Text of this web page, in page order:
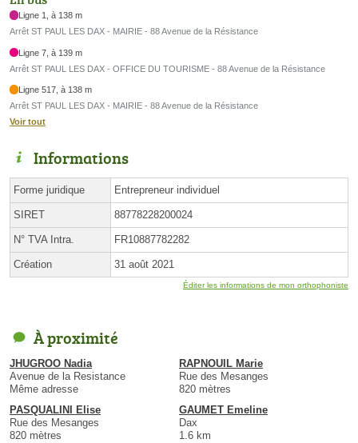
Ligne 1, à 138 m
Arrêt ST PAUL LES DAX - MAIRIE - 88 Avenue de la Résistance
Ligne 7, à 139 m
Arrêt ST PAUL LES DAX - OFFICE DU TOURISME - 88 Avenue de la Résistance
Ligne 517, à 138 m
Arrêt ST PAUL LES DAX - MAIRIE - 88 Avenue de la Résistance
Voir tout
Informations
Forme juridique Entrepreneur individuel
SIRET 88778228200024
N° TVA Intra. FR10887782282
Création 31 août 2021
Éditer les informations de mon orthophoniste
À proximité
JHUGROO Nadia
Avenue de la Resistance
Même adresse
RAPNOUIL Marie
Rue des Mesanges
820 mètres
PASQUALINI Elise
Rue des Mesanges
820 mètres
GAUMET Emeline
Dax
1.6 km